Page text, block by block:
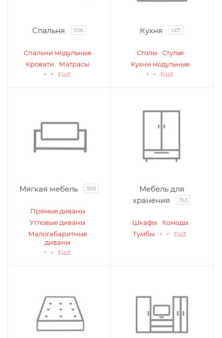
Спальня 906
Спальни модульные
Кровати
Матрасы
+ + ЕЩЕ
Кухня 1471
Столы
Стулья
Кухни модульные
+ + ЕЩЕ
Мягкая мебель 398
Прямые диваны
Угловые диваны
Малогабаритные
диваны
+ + ЕЩЕ
Мебель для
хранения
763
Шкафы
Комоды
Тумбы
+ + ЕЩЕ